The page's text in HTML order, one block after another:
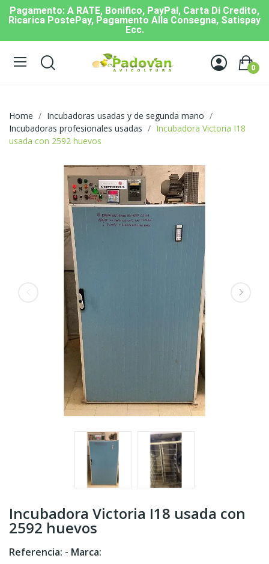
Pagamento: A RATE, Bonifico, PayPal, Carta Di Credito,
Ricarica PostePay, Pagamento Alla Consegna, Satispay
Ecc.
0
Home
Incubadoras usadas y de segunda mano
Incubadoras profesionales usadas
Incubadora Victoria I18
usada con 2592 huevos
Incubadora Victoria I18 usada con
2592 huevos
Referencia: - Marca: